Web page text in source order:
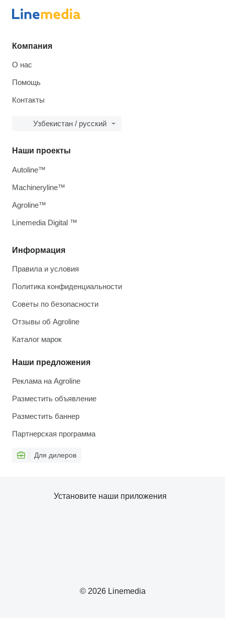
Компания
О нас
Помощь
Контакты
Узбекистан / русский
Информация
Правила и условия
Политика конфиденциальности
Советы по безопасности
Отзывы об Agroline
Каталог марок
Наши предложения
Реклама на Agroline
Разместить объявление
Разместить баннер
Партнерская программа
Для дилеров
Наши проекты
Autoline™
Machineryline™
Agroline™
Linemedia Digital ™
© 2026 Linemedia
Установите наши приложения